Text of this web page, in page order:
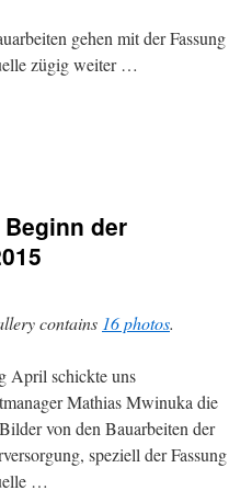
gehen mit der Fassung
zügig weiter …
der
contains 16 photos.
April schickte uns
Mathias Mwinuka die
von den Bauarbeiten der
speziell der Fassung
…